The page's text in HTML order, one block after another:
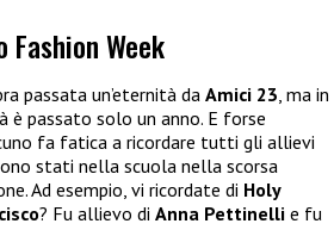
Week
passata un’eternità da Amici 23, ma in
è passato solo un anno. E forse
fa fatica a ricordare tutti gli allievi
stati nella scuola nella scorsa
Ad esempio, vi ricordate di Holy
? Fu allievo di Anna Pettinelli e fu